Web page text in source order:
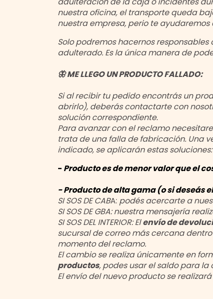
nuestra oficina, el transporte queda
nuestra empresa, perio te
Solo podremos hacernos
adulterado. Es la única manera de
🦋 ME LLEGO UN PRODUCTO FALLADO:
Si al recibir tu pedido encontrás un
abrirlo), deberás contactarte con
solución correspondiente.
Para avanzar con el reclamo
trata de una falla de fabricación. Una
indicado, se aplicarán estas soluciones:
- Producto es de menor valor que el
- Producto de alta gama (o si deseás
SI SOS DE CABA: podés acercarte a
SI SOS DE GBA: nuestra mensajería
SI SOS DEL INTERIOR: Elenvío de
sucursal de correo más cercana
momento del reclamo.
El cambio se realiza únicamente en
productos, podes usar el saldo para
El envío del nuevo producto se realizará